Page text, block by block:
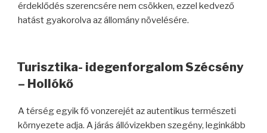
érdeklődés szerencsére nem csökken, ezzel kedvező
hatást gyakorolva az állomány növelésére.
Turisztika- idegenforgalom Szécsény
– Hollókő
A térség egyik fő vonzerejét az autentikus természeti
környezete adja. A járás állóvizekben szegény, leginkább